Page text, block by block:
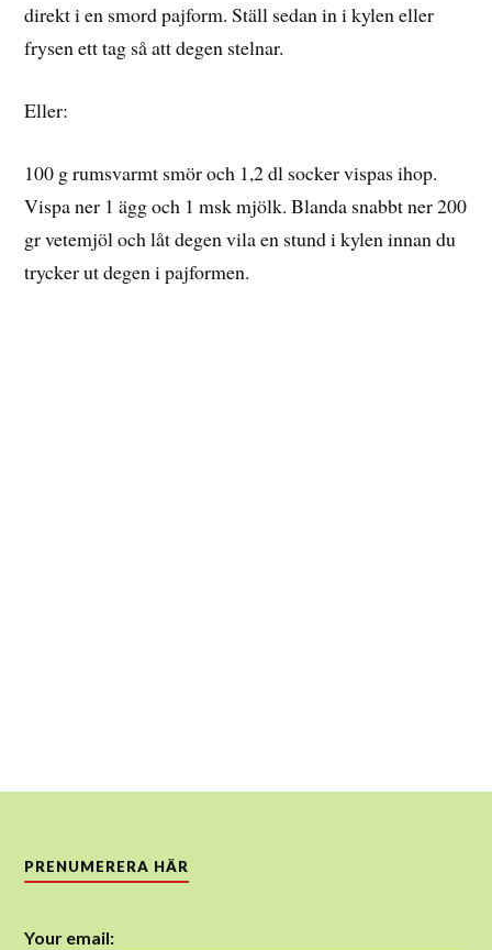
direkt i en smord pajform. Ställ sedan in i kylen eller
frysen ett tag så att degen stelnar.
Eller:
100 g rumsvarmt smör och 1,2 dl socker vispas ihop.
Vispa ner 1 ägg och 1 msk mjölk. Blanda snabbt ner 200
gr vetemjöl och låt degen vila en stund i kylen innan du
trycker ut degen i pajformen.
PRENUMERERA HÄR
Your email: